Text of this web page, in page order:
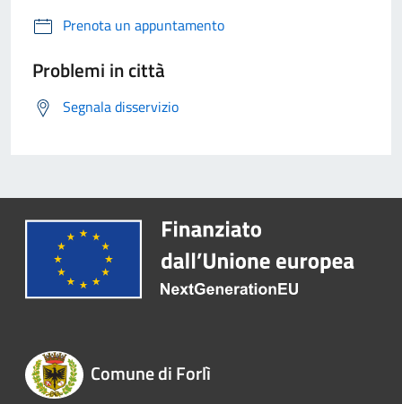
Prenota un appuntamento
Problemi in città
Segnala disservizio
Comune di Forlì